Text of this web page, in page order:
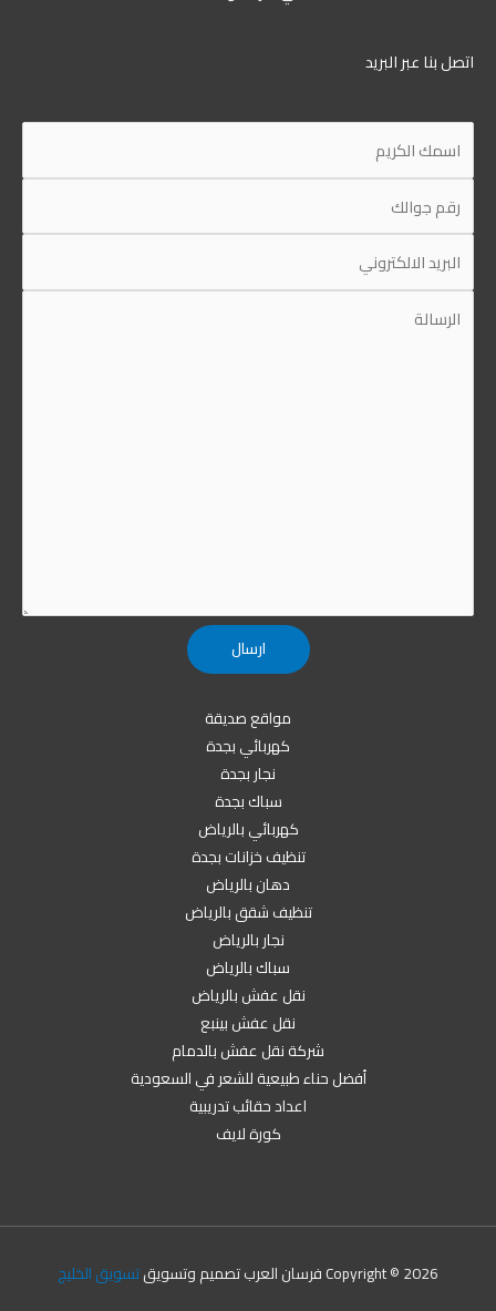
اتصل بنا عبر البريد
مواقع صديقة
كهربائي بجدة
نجار بجدة
سباك بجدة
كهربائي بالرياض
تنظيف خزانات بجدة
دهان بالرياض
تنظيف شقق بالرياض
نجار بالرياض
سباك بالرياض
نقل عفش بالرياض
نقل عفش بينبع
شركة نقل عفش بالدمام
أفضل حناء طبيعية للشعر في السعودية
اعداد حقائب تدريبية
كورة لايف
Copyright © 2026 فرسان العرب تصميم وتسويق تسويق الخليج